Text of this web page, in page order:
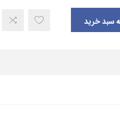
سبد خرید